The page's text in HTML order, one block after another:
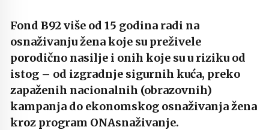
Fond B92 više od 15 godina radi na
osnaživanju žena koje su preživele
porodično nasilje i onih koje su u riziku od
istog – od izgradnje sigurnih kuća, preko
zapaženih nacionalnih (obrazovnih)
kampanja do ekonomskog osnaživanja žena
kroz program ONAsnaživanje.